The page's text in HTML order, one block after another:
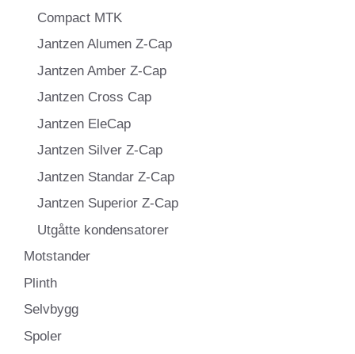
Compact MTK
Jantzen Alumen Z-Cap
Jantzen Amber Z-Cap
Jantzen Cross Cap
Jantzen EleCap
Jantzen Silver Z-Cap
Jantzen Standar Z-Cap
Jantzen Superior Z-Cap
Utgåtte kondensatorer
Motstander
Plinth
Selvbygg
Spoler